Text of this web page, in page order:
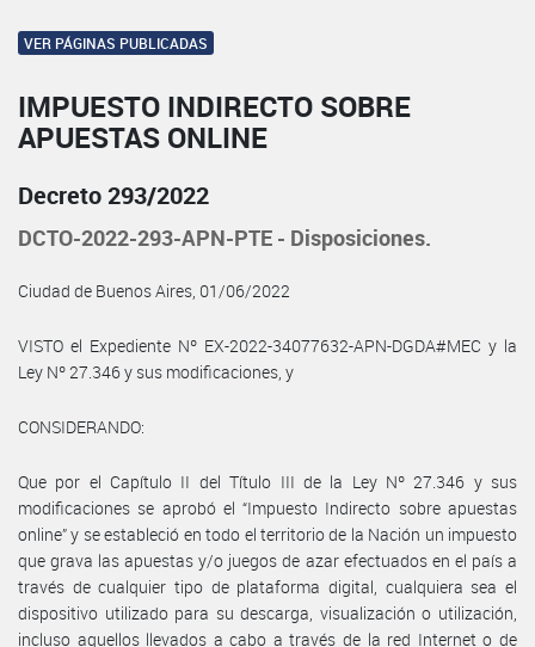
VER PÁGINAS PUBLICADAS
IMPUESTO INDIRECTO SOBRE
APUESTAS ONLINE
Decreto 293/2022
DCTO-2022-293-APN-PTE - Disposiciones.
Ciudad de Buenos Aires, 01/06/2022
VISTO el Expediente Nº EX-2022-34077632-APN-DGDA#MEC y la
Ley Nº 27.346 y sus modificaciones, y
CONSIDERANDO:
Que por el Capítulo II del Título III de la Ley Nº 27.346 y sus
modificaciones se aprobó el “Impuesto Indirecto sobre apuestas
online” y se estableció en todo el territorio de la Nación un impuesto
que grava las apuestas y/o juegos de azar efectuados en el país a
través de cualquier tipo de plataforma digital, cualquiera sea el
dispositivo utilizado para su descarga, visualización o utilización,
incluso aquellos llevados a cabo a través de la red Internet o de